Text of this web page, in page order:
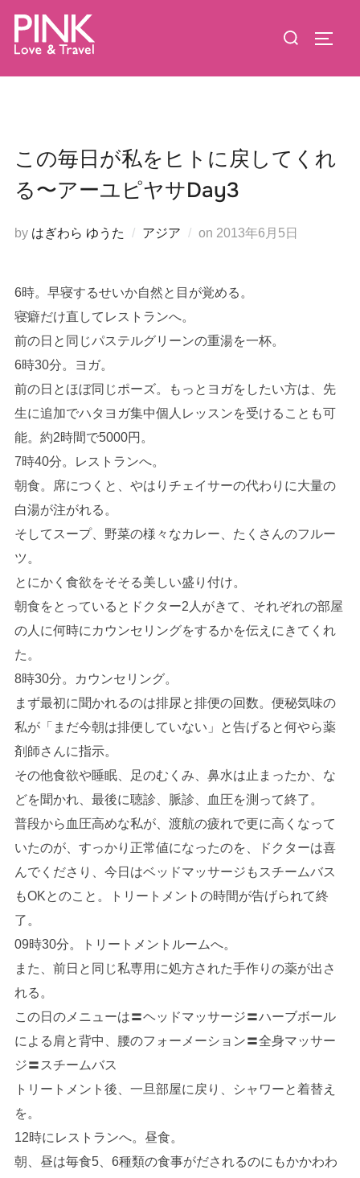
ン
検
対
この毎日が私をヒトに戻してくれ
る〜アーユピヤサDay3
by はぎわら ゆうた アジア on 投
2013年6月5日
6時。早寝するせいか自然と目が覚める。
寝癖だけ直してレストランへ。
前の日と同じパステルグリーンの重湯を一杯。
6時30分。ヨガ。
前の日とほぼ同じポーズ。もっとヨガをしたい方は、先
生に追加でハタヨガ集中個人レッスンを受けることも可
能。約2時間で5000円。
7時40分。レストランへ。
朝食。席につくと、やはりチェイサーの代わりに大量の
白湯が注がれる。
そしてスープ、野菜の様々なカレー、たくさんのフルー
ツ。
とにかく食欲をそそる美しい盛り付け。
朝食をとっているとドクター2人がきて、それぞれの部屋
の人に何時にカウンセリングをするかを伝えにきてくれ
た。
8時30分。カウンセリング。
まず最初に聞かれるのは排尿と排便の回数。便秘気味の
私が「まだ今朝は排便していない」と告げると何やら薬
剤師さんに指示。
その他食欲や睡眠、足のむくみ、鼻水は止まったか、な
どを聞かれ、最後に聴診、脈診、血圧を測って終了。
普段から血圧高めな私が、渡航の疲れで更に高くなって
いたのが、すっかり正常値になったのを、ドクターは喜
んでくださり、今日はベッドマッサージもスチームバス
もOKとのこと。トリートメントの時間が告げられて終
了。
09時30分。トリートメントルームへ。
また、前日と同じ私専用に処方された手作りの薬が出さ
れる。
この日のメニューは〓ヘッドマッサージ〓ハーブボール
による肩と背中、腰のフォーメーション〓全身マッサー
ジ〓スチームバス
トリートメント後、一旦部屋に戻り、シャワーと着替え
を。
12時にレストランへ。昼食。
朝、昼は毎食5、6種類の食事がだされるのにもかかわわ